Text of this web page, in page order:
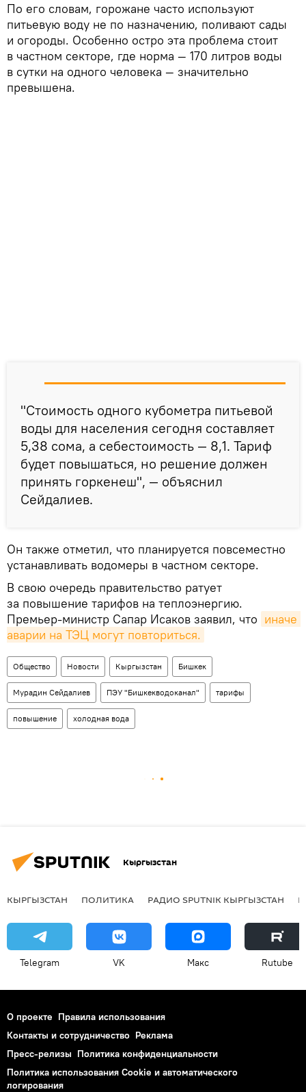
По его словам, горожане часто используют
питьевую воду не по назначению, поливают сады
и огороды. Особенно остро эта проблема стоит
в частном секторе, где норма — 170 литров воды
в сутки на одного человека — значительно
превышена.
"Стоимость одного кубометра питьевой
воды для населения сегодня составляет
5,38 сома, а себестоимость — 8,1. Тариф
будет повышаться, но решение должен
принять горкенеш", — объяснил
Сейдалиев.
Он также отметил, что планируется повсеместно
устанавливать водомеры в частном секторе.
В свою очередь правительство ратует
за повышение тарифов на теплоэнергию.
Премьер-министр Сапар Исаков заявил, что иначе
аварии на ТЭЦ могут повториться.
Общество Новости Кыргызстан Бишкек
Мурадин Сейдалиев ПЭУ "Бишкекводоканал" тарифы
повышение холодная вода
Кыргызстан
КЫРГЫЗСТАН ПОЛИТИКА РАДИО SPUTNIK КЫРГЫЗСТАН
Telegram VK Макс Rutube
О проекте Правила использования
Контакты и сотрудничество Реклама
Пресс-релизы Политика конфиденциальности
Политика использования Cookie и автоматического
логирования